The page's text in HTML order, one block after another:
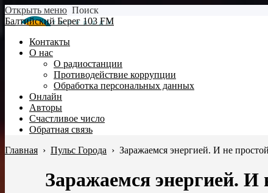
Открыть меню Поиск
Балтийский Берег 103 FM
Контакты
О нас
О радиостанции
Противодействие коррупции
Обработка персональных данных
Онлайн
Авторы
Счастливое число
Обратная связь
Главная › Пульс Города › Заражаемся энергией. И не
Заражаемся энергией. И